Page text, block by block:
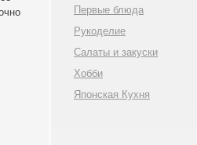
Первые блюда
Рукоделие
Салаты и закуски
Хобби
Японская Кухня